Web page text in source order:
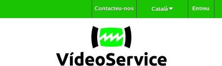
Entreu
Català
Contacteu-nos